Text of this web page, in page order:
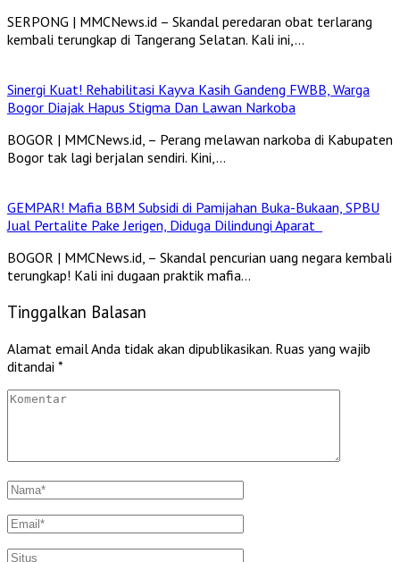
SERPONG | MMCNews.id – Skandal peredaran obat terlarang
kembali terungkap di Tangerang Selatan. Kali ini,…
Sinergi Kuat! Rehabilitasi Kayva Kasih Gandeng FWBB, Warga
Bogor Diajak Hapus Stigma Dan Lawan Narkoba
BOGOR | MMCNews.id, – Perang melawan narkoba di Kabupaten
Bogor tak lagi berjalan sendiri. Kini,…
GEMPAR! Mafia BBM Subsidi di Pamijahan Buka-Bukaan, SPBU
Jual Pertalite Pake Jerigen, Diduga Dilindungi Aparat
BOGOR | MMCNews.id, – Skandal pencurian uang negara kembali
terungkap! Kali ini dugaan praktik mafia…
Tinggalkan Balasan
Alamat email Anda tidak akan dipublikasikan. Ruas yang wajib
ditandai *